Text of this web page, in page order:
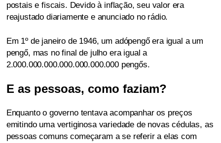
postais e fiscais. Devido à inflação, seu valor era
reajustado diariamente e anunciado no rádio.
Em 1º de janeiro de 1946, um adópengő era igual a um
pengő, mas no final de julho era igual a
2.000.000.000.000.000.000.000 pengős.
E as pessoas, como faziam?
Enquanto o governo tentava acompanhar os preços
emitindo uma vertiginosa variedade de novas cédulas, as
pessoas comuns começaram a se referir a elas com